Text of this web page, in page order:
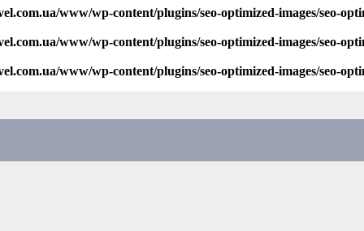
www/wp-content/plugins/seo-optimized-images/seo-
www/wp-content/plugins/seo-optimized-images/seo-
www/wp-content/plugins/seo-optimized-images/seo-